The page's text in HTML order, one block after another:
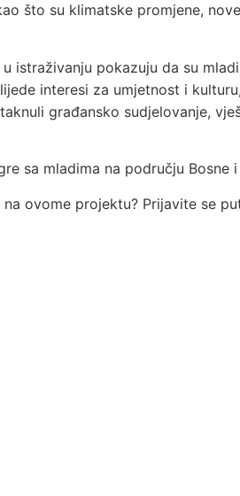
što su klimatske promjene,
istraživanju pokazuju da su
interesi za umjetnost i
građansko sudjelovanje,
sa mladima na području Bosne
ovome projektu? Prijavite se